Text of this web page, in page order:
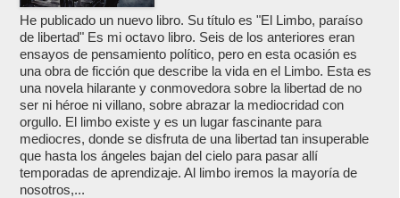
He publicado un nuevo libro. Su título es "El Limbo, paraíso
de libertad" Es mi octavo libro. Seis de los anteriores eran
ensayos de pensamiento político, pero en esta ocasión es
una obra de ficción que describe la vida en el Limbo. Esta es
una novela hilarante y conmovedora sobre la libertad de no
ser ni héroe ni villano, sobre abrazar la mediocridad con
orgullo. El limbo existe y es un lugar fascinante para
mediocres, donde se disfruta de una libertad tan insuperable
que hasta los ángeles bajan del cielo para pasar allí
temporadas de aprendizaje. Al limbo iremos la mayoría de
nosotros,...